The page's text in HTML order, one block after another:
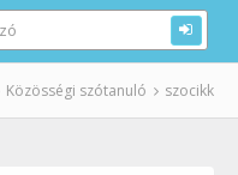
Közösségi szótanuló szocikk